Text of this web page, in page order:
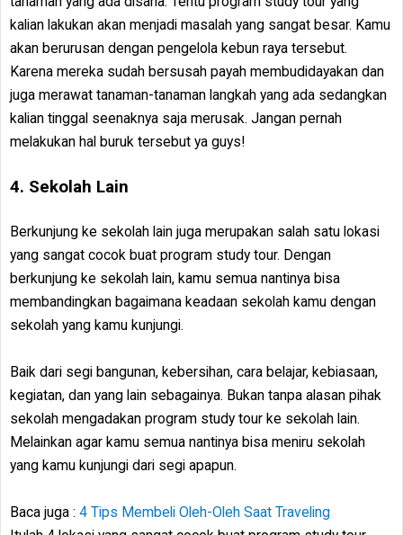
kalian lakukan akan menjadi masalah yang sangat besar. Kamu
akan berurusan dengan pengelola kebun raya tersebut.
Karena mereka sudah bersusah payah membudidayakan dan
juga merawat tanaman-tanaman langkah yang ada sedangkan
kalian tinggal seenaknya saja merusak. Jangan pernah
melakukan hal buruk tersebut ya guys!
4. Sekolah Lain
Berkunjung ke sekolah lain juga merupakan salah satu lokasi
yang sangat cocok buat program study tour. Dengan
berkunjung ke sekolah lain, kamu semua nantinya bisa
membandingkan bagaimana keadaan sekolah kamu dengan
sekolah yang kamu kunjungi.
Baik dari segi bangunan, kebersihan, cara belajar, kebiasaan,
kegiatan, dan yang lain sebagainya. Bukan tanpa alasan pihak
sekolah mengadakan program study tour ke sekolah lain.
Melainkan agar kamu semua nantinya bisa meniru sekolah
yang kamu kunjungi dari segi apapun.
Baca juga : 4 Tips Membeli Oleh-Oleh Saat Traveling